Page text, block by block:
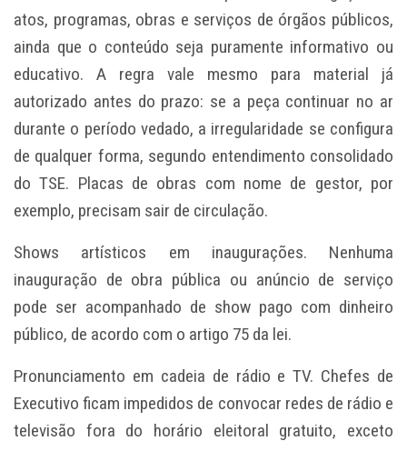
atos, programas, obras e serviços de órgãos públicos,
ainda que o conteúdo seja puramente informativo ou
educativo. A regra vale mesmo para material já
autorizado antes do prazo: se a peça continuar no ar
durante o período vedado, a irregularidade se configura
de qualquer forma, segundo entendimento consolidado
do TSE. Placas de obras com nome de gestor, por
exemplo, precisam sair de circulação.
Shows artísticos em inaugurações. Nenhuma
inauguração de obra pública ou anúncio de serviço
pode ser acompanhado de show pago com dinheiro
público, de acordo com o artigo 75 da lei.
Pronunciamento em cadeia de rádio e TV. Chefes de
Executivo ficam impedidos de convocar redes de rádio e
televisão fora do horário eleitoral gratuito, exceto